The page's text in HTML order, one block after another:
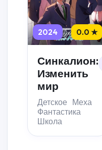
2024 0.0 ★
Синкалион:
Изменить
мир
Детское Меха
Фантастика
Школа